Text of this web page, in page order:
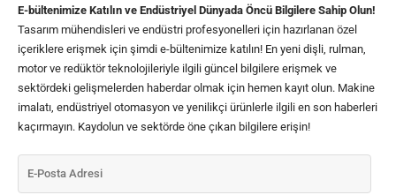
E-bültenimize Katılın ve Endüstriyel Dünyada Öncü Bilgilere Sahip Olun!
Tasarım mühendisleri ve endüstri profesyonelleri için hazırlanan özel
içeriklere erişmek için şimdi e-bültenimize katılın! En yeni dişli, rulman,
motor ve redüktör teknolojileriyle ilgili güncel bilgilere erişmek ve
sektördeki gelişmelerden haberdar olmak için hemen kayıt olun. Makine
imalatı, endüstriyel otomasyon ve yenilikçi ürünlerle ilgili en son haberleri
kaçırmayın. Kaydolun ve sektörde öne çıkan bilgilere erişin!